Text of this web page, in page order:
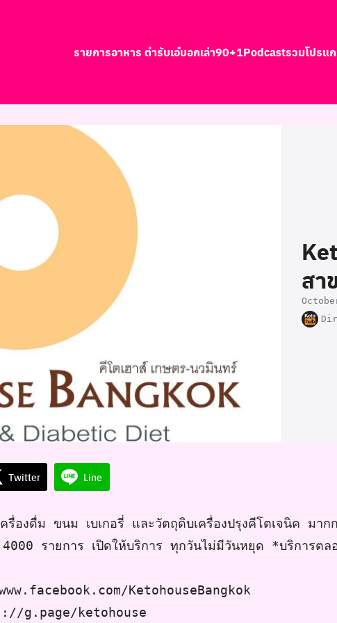
รายการอาหาร ตำรับเอ๋บอกเล่า90+1Podcastรวมโปรแ
สา
Twitter Line
องดื่ม ขนม เบเกอรี่ และวัตถุดิบเครื่องปรุงคีโตเจนิค มาก
รายการ เปิดให้บริการ ทุกวันไม่มีวันหยุด *บริการตล
KetohouseBangkok
g.page/ketohouse